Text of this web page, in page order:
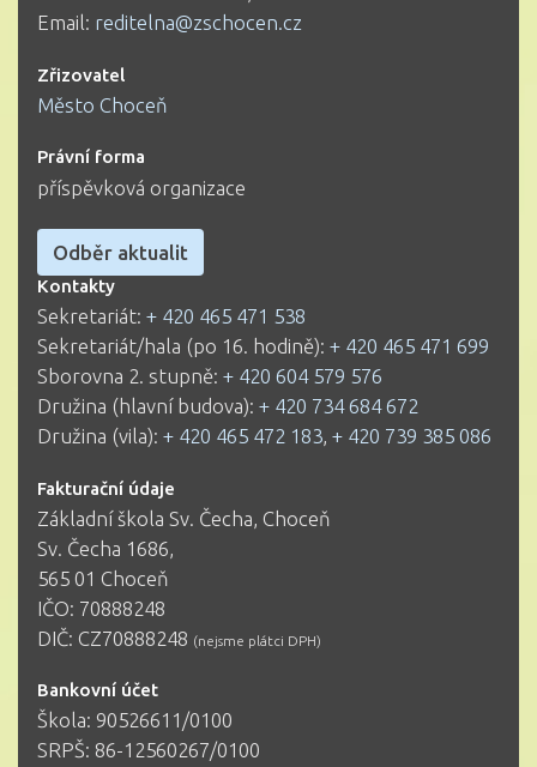
Email: reditelna@zschocen.cz
Zřizovatel
Město Choceň
Právní forma
příspěvková organizace
Odběr aktualit
Kontakty
Sekretariát: + 420 465 471 538
Sekretariát/hala (po 16. hodině): + 420 465 471 699
Sborovna 2. stupně: + 420 604 579 576
Družina (hlavní budova): + 420 734 684 672
Družina (vila): + 420 465 472 183, + 420 739 385 086
Fakturační údaje
Základní škola Sv. Čecha, Choceň
Sv. Čecha 1686,
565 01 Choceň
IČO: 70888248
DIČ: CZ70888248 (nejsme plátci DPH)
Bankovní účet
Škola: 90526611/0100
SRPŠ: 86-12560267/0100